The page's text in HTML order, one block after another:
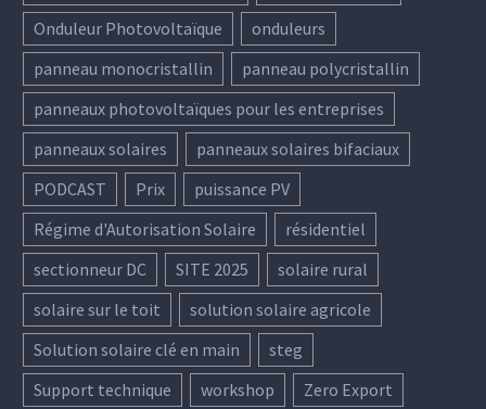
Onduleur Photovoltaïque
onduleurs
panneau monocristallin
panneau polycristallin
panneaux photovoltaïques pour les entreprises
panneaux solaires
panneaux solaires bifaciaux
PODCAST
Prix
puissance PV
Régime d'Autorisation Solaire
résidentiel
sectionneur DC
SITE 2025
solaire rural
solaire sur le toit
solution solaire agricole
Solution solaire clé en main
steg
Support technique
workshop
Zero Export